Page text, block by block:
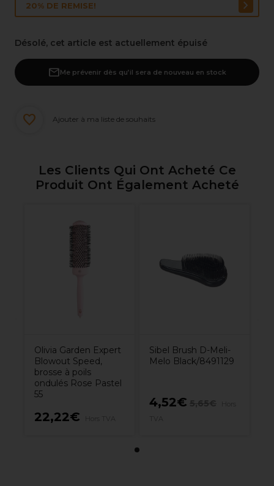
20% DE REMISE!
Désolé, cet article est actuellement épuisé
Me prévenir dès qu’il sera de nouveau en stock
Ajouter à ma liste de souhaits
Les Clients Qui Ont Acheté Ce
Produit Ont Également Acheté
Olivia Garden Expert
Blowout Speed,
brosse à poils
ondulés Rose Pastel
55
22,22€
Sibel Brush D-Meli-
Melo Black/8491129
4,52€